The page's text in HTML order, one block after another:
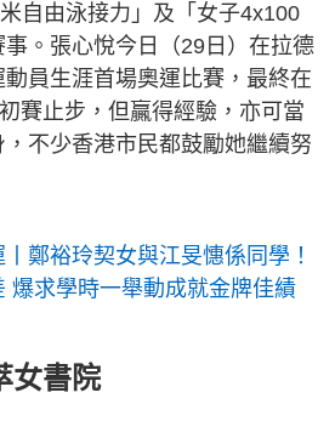
自由泳接力」及「女子4x100
。張心悅今日（29日）在拉德
員生涯首場奧運比賽，最終在
賽止步，但贏得經驗，亦可當
不少香港市民都鼓勵她繼續努
丨鄭裕玲契女與江旻憓係同學！
爆求學時一舉動成就金牌佳績
女書院